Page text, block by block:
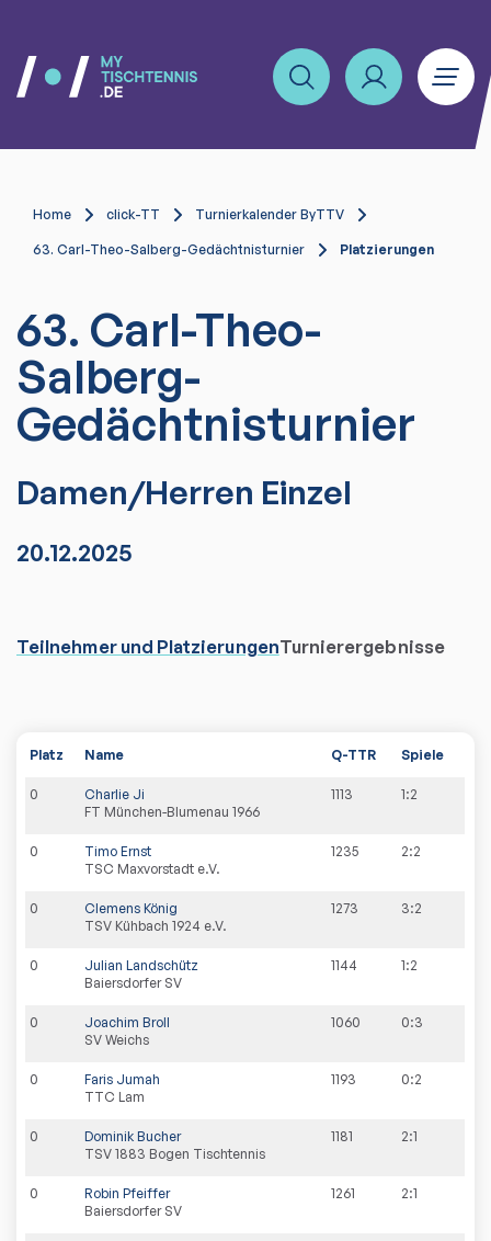
Home click-TT Turnierkalender ByTTV
63. Carl-Theo-Salberg-Gedächtnisturnier Platzierungen
63. Carl-Theo-
Salberg-
Gedächtnisturnier
Damen/Herren Einzel
20.12.2025
Teilnehmer und PlatzierungenTurnierergebnisse
Platz Name Q-TTR Spiele
0
Charlie Ji
FT München-Blumenau 1966
1113 1:2
0
Timo Ernst
TSC Maxvorstadt e.V.
1235 2:2
0
Clemens König
TSV Kühbach 1924 e.V.
1273 3:2
0
Julian Landschütz
Baiersdorfer SV
1144 1:2
0
Joachim Broll
SV Weichs
1060 0:3
0
Faris Jumah
TTC Lam
1193 0:2
0
Dominik Bucher
TSV 1883 Bogen Tischtennis
1181 2:1
0
Robin Pfeiffer
Baiersdorfer SV
1261 2:1